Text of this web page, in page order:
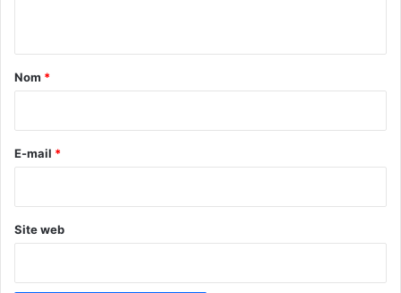
a
e
Nom *
E-mail *
Site web